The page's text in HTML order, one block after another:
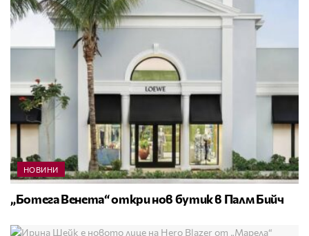
НОВИНИ
„Ботега Венета“ откри нов бутик в Палм Бийч